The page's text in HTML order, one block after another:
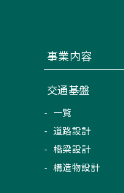
事業内容
交通基盤
一覧
道路設計
橋梁設計
構造物設計